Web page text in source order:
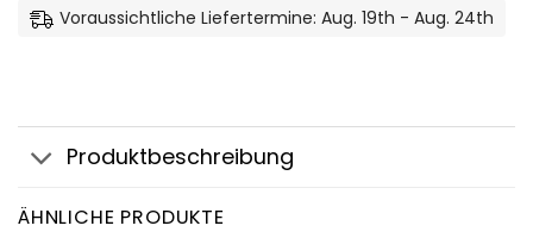
Voraussichtliche Liefertermine: Aug. 19th - Aug. 24th
Produktbeschreibung
ÄHNLICHE PRODUKTE